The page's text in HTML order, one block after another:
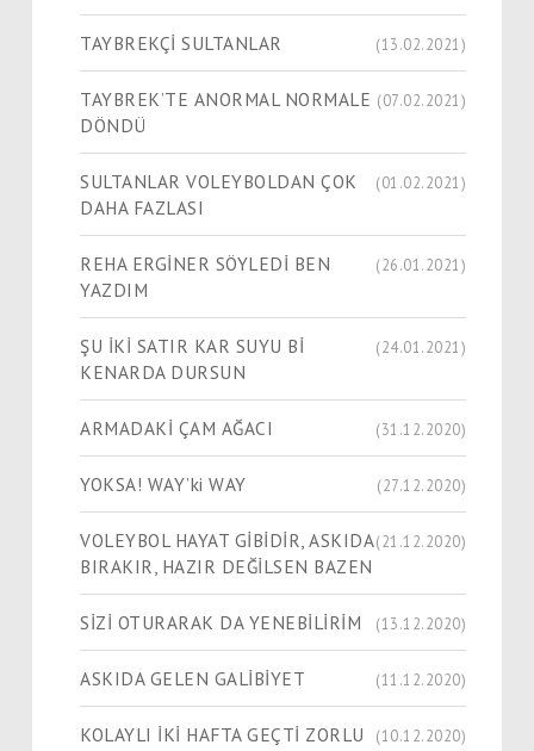
TAYBREKÇİ SULTANLAR (13.02.2021)
TAYBREK’TE ANORMAL NORMALE
DÖNDÜ
(07.02.2021)
SULTANLAR VOLEYBOLDAN ÇOK
DAHA FAZLASI
(01.02.2021)
REHA ERGİNER SÖYLEDİ BEN
YAZDIM
(26.01.2021)
ŞU İKİ SATIR KAR SUYU Bİ
KENARDA DURSUN
(24.01.2021)
ARMADAKİ ÇAM AĞACI (31.12.2020)
YOKSA! WAY’ki WAY (27.12.2020)
VOLEYBOL HAYAT GİBİDİR, ASKIDA
BIRAKIR, HAZIR DEĞİLSEN BAZEN
(21.12.2020)
SİZİ OTURARAK DA YENEBİLİRİM (13.12.2020)
ASKIDA GELEN GALİBİYET (11.12.2020)
KOLAYLI İKİ HAFTA GEÇTİ ZORLU
(10.12.2020)